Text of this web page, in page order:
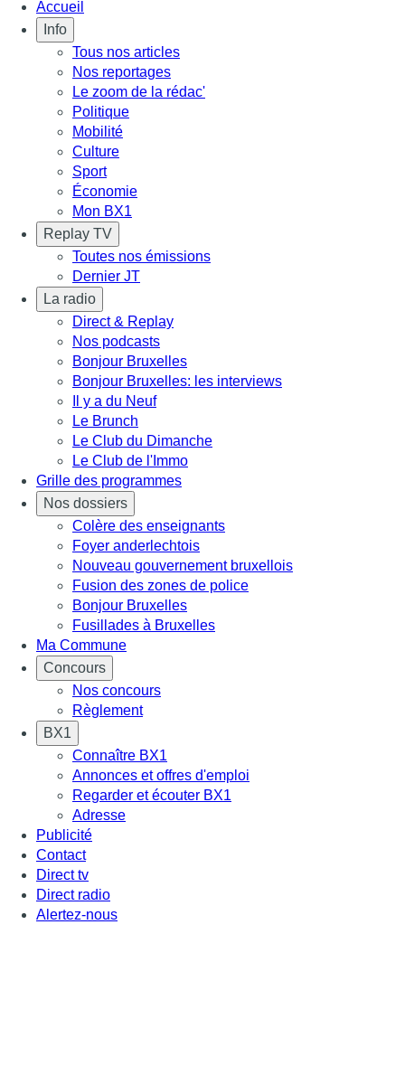
Accueil
Info
Tous nos articles
Nos reportages
Le zoom de la rédac'
Politique
Mobilité
Culture
Sport
Économie
Mon BX1
Replay TV
Toutes nos émissions
Dernier JT
La radio
Direct & Replay
Nos podcasts
Bonjour Bruxelles
Bonjour Bruxelles: les interviews
Il y a du Neuf
Le Brunch
Le Club du Dimanche
Le Club de l'Immo
Grille des programmes
Nos dossiers
Colère des enseignants
Foyer anderlechtois
Nouveau gouvernement bruxellois
Fusion des zones de police
Bonjour Bruxelles
Fusillades à Bruxelles
Ma Commune
Concours
Nos concours
Règlement
BX1
Connaître BX1
Annonces et offres d'emploi
Regarder et écouter BX1
Adresse
Publicité
Contact
Direct tv
Direct radio
Alertez-nous